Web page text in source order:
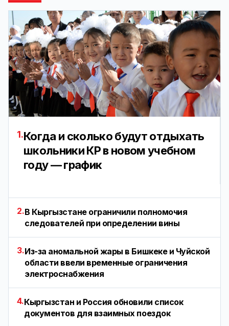
1.Когда и сколько будут отдыхать
школьники КР в новом учебном
году — график
2.В Кыргызстане ограничили полномочия
следователей при определении вины
3.Из-за аномальной жары в Бишкеке и Чуйской
области ввели временные ограничения
электроснабжения
4.Кыргызстан и Россия обновили список
документов для взаимных поездок